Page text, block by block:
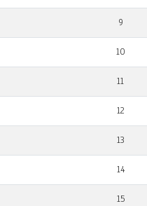
9
10
11
12
13
14
15